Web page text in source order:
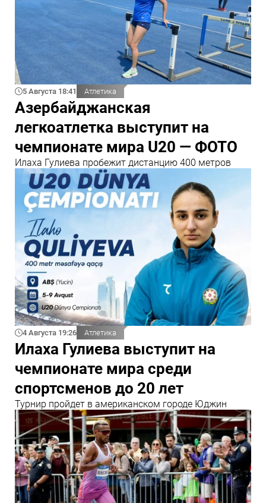
5 Августа 18:41 Атлетика
Азербайджанская
легкоатлетка выступит на
чемпионате мира U20 — ФОТО
Илаха Гулиева пробежит дистанцию 400 метров
4 Августа 19:26 Атлетика
Илаха Гулиева выступит на
чемпионате мира среди
спортсменов до 20 лет
Турнир пройдет в американском городе Юджин